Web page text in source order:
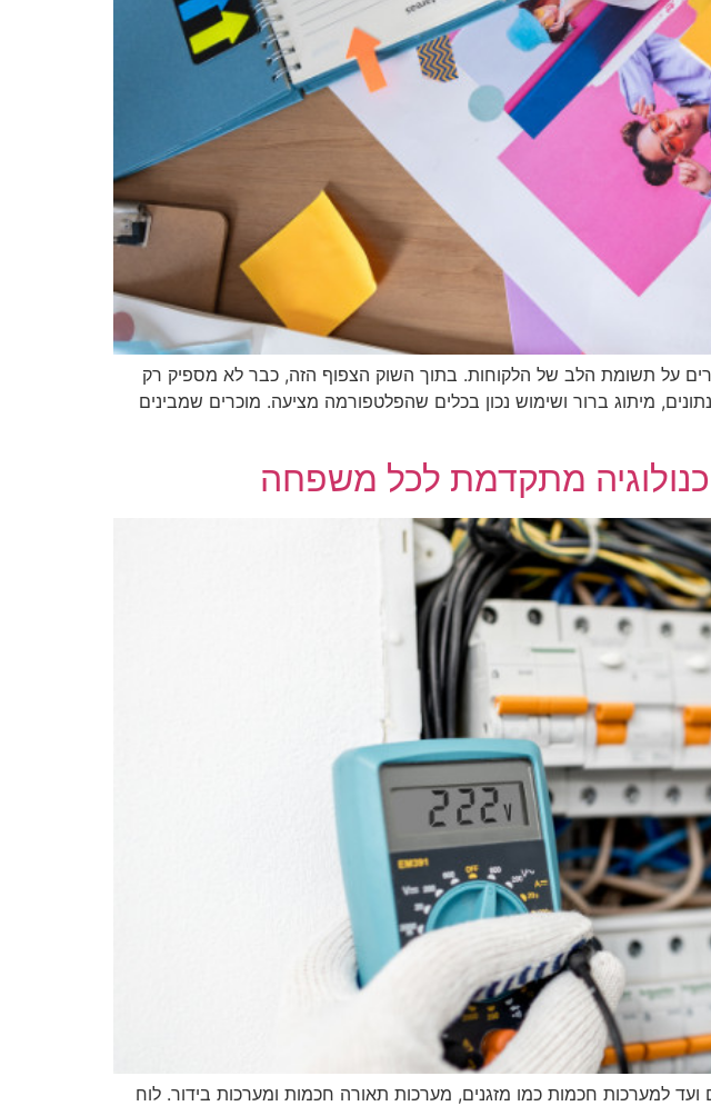
על תשומת הלב של הלקוחות. בתוך השוק הצפוף הזה, כבר לא מספיק רק
מיתוג ברור ושימוש נכון בכלים שהפלטפורמה מציעה. מוכרים שמבינים
מתקדמת לכל משפחה
למערכות חכמות כמו מזגנים, מערכות תאורה חכמות ומערכות בידור. לוח